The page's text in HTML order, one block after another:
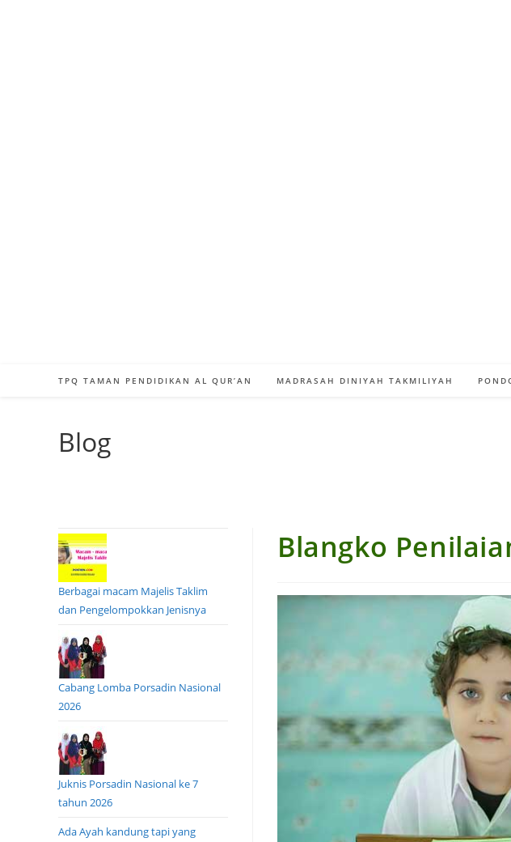
TPQ TAMAN PENDIDIKAN AL QUR’AN MADRASAH DINIYAH TAKMILIYAH
Blog
Blangko
Berbagai macam Majelis Taklim
dan Pengelompokkan Jenisnya
Cabang Lomba Porsadin Nasional
2026
Juknis Porsadin Nasional ke 7
tahun 2026
Ada Ayah kandung tapi yang